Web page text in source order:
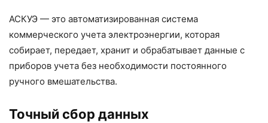
АСКУЭ — это автоматизированная система
коммерческого учета электроэнергии, которая
собирает, передает, хранит и обрабатывает данные с
приборов учета без необходимости постоянного
ручного вмешательства.
Точный сбор данных